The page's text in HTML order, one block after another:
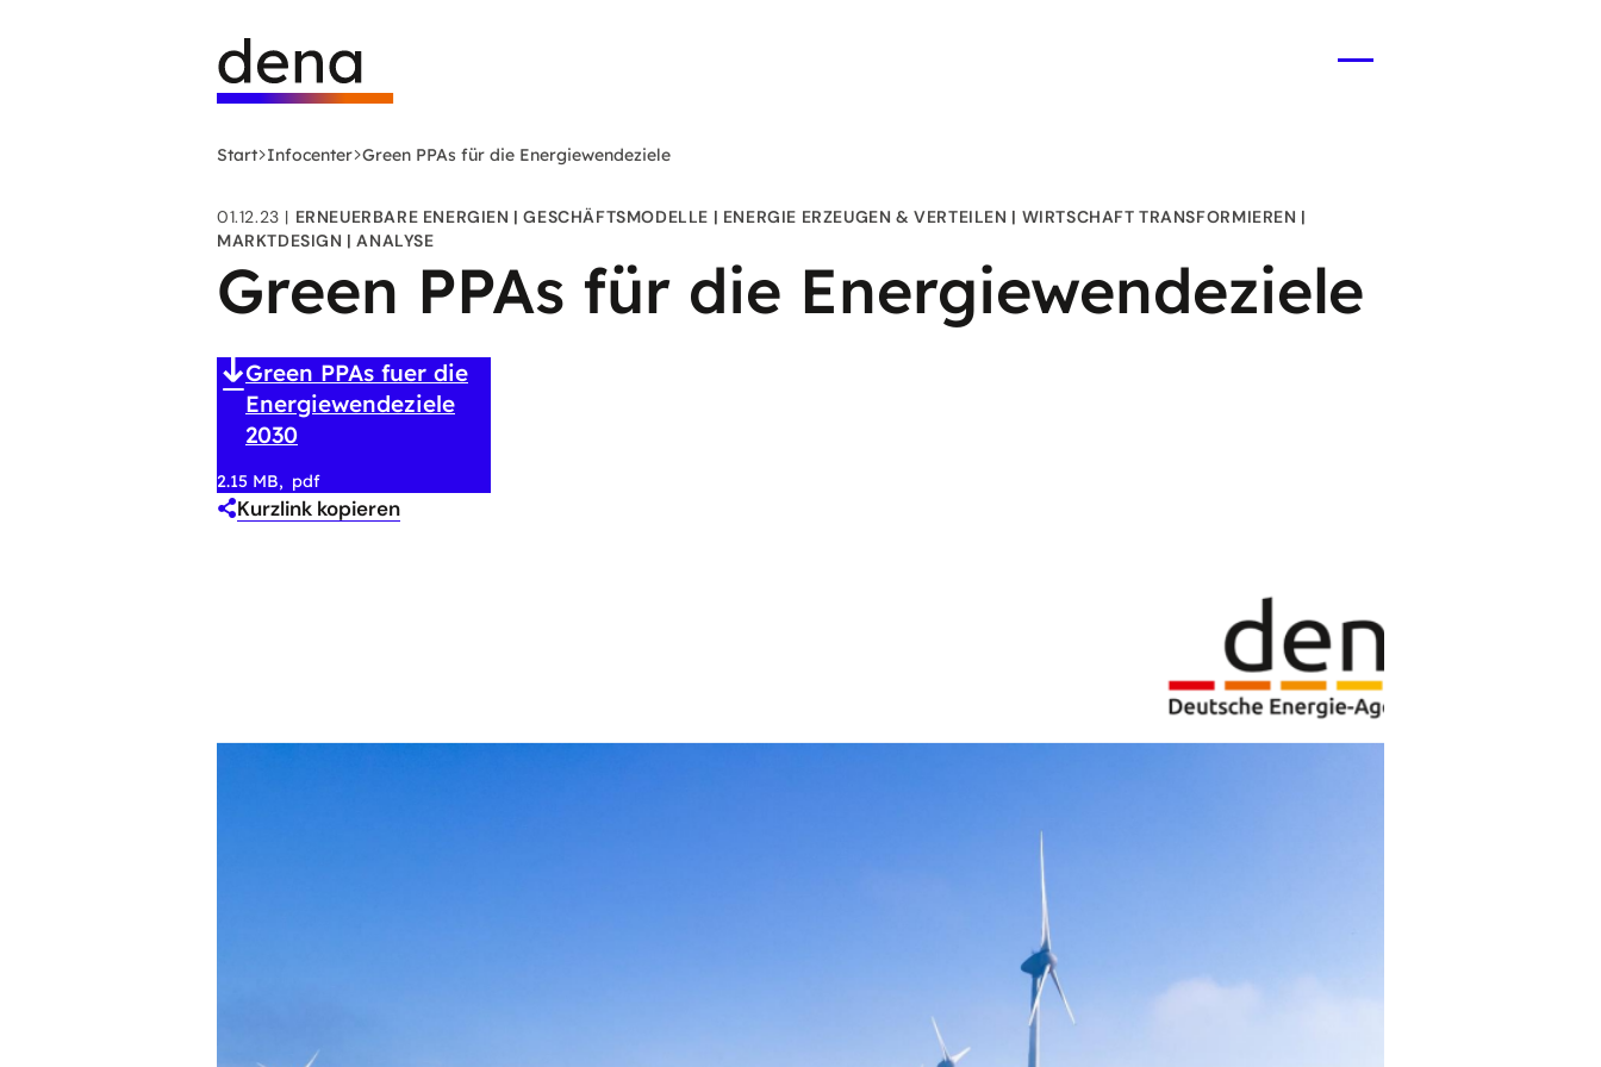
Deutsche
Energie-
Agentur
-
Startseite
Start Infocenter Green PPAs für die Energiewendeziele
01.12.23 ERNEUERBARE ENERGIEN GESCHÄFTSMODELLE ENERGIE ERZEUGEN & VERTEILEN
WIRTSCHAFT TRANSFORMIEREN
MARKTDESIGN
ANALYSE
Green PPAs für die Energiewendeziele
Green PPAs fuer die
Energiewendeziele
2030
2.15 MB pdf
Kurzlink kopieren
Erneuerbare Energien sind in den vergangenen Jahren in den meisten Ländern zur günstigsten